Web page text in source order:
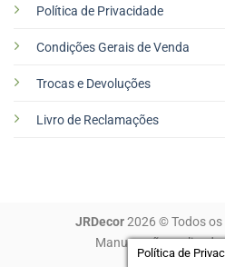
Política de Privacidade
Condições Gerais de Venda
Trocas e Devoluções
Livro de Reclamações
JRDecor2026 © Todos os
Manutenção
Política de